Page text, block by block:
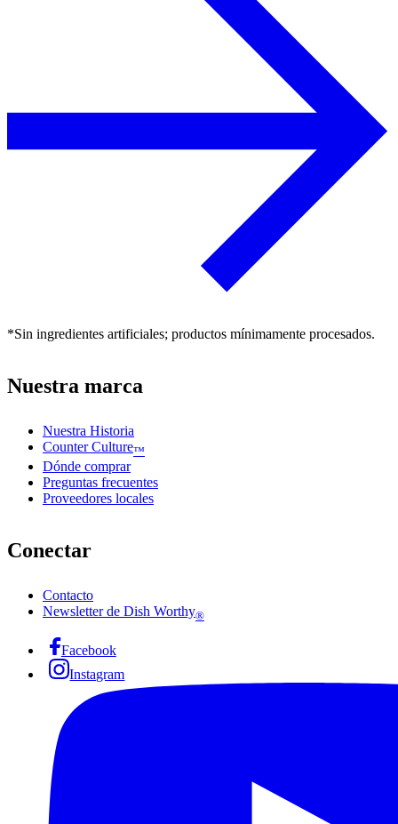
*Sin ingredientes artificiales; productos mínimamente procesados.
Nuestra marca
Nuestra Historia
Counter Culture™
Dónde comprar
Preguntas frecuentes
Proveedores locales
Conectar
Contacto
Newsletter de Dish Worthy®
Facebook
Instagram